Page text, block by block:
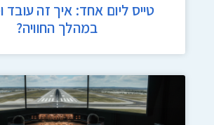
טייס ליום אחד: איך זה עובד
במהלך החוויה?